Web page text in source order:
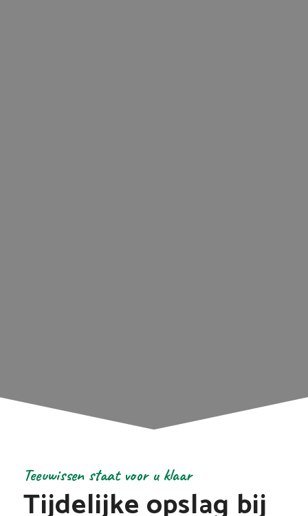
Teeuwissen staat voor u klaar
Tijdelijke opslag bij